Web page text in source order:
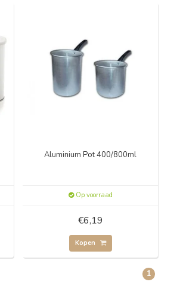
Aluminium Pot 400/800ml
Op voorraad
€6,19
Kopen
1